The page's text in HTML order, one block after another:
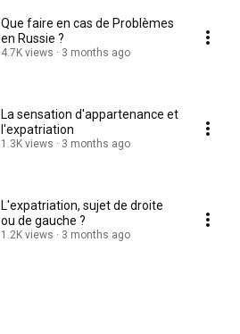
Que faire en cas de Problèmes
en Russie ?
4.7K views 3 months ago
La sensation d'appartenance et
l'expatriation
1.3K views 3 months ago
L'expatriation, sujet de droite
ou de gauche ?
1.2K views 3 months ago